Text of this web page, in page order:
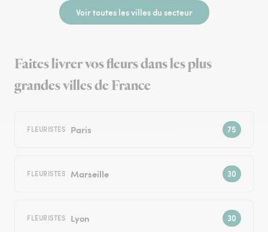
Voir toutes les villes du secteur
Faites livrer vos fleurs dans les plus
grandes villes de France
FLEURISTES Paris
FLEURISTES Marseille
FLEURISTES Lyon